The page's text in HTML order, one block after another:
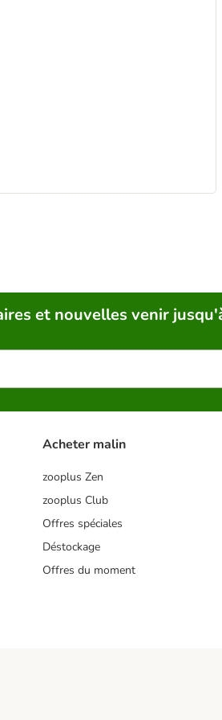
et nouvelles venir
Acheter malin
zooplus Zen
zooplus Club
Offres spéciales
Déstockage
Offres du moment